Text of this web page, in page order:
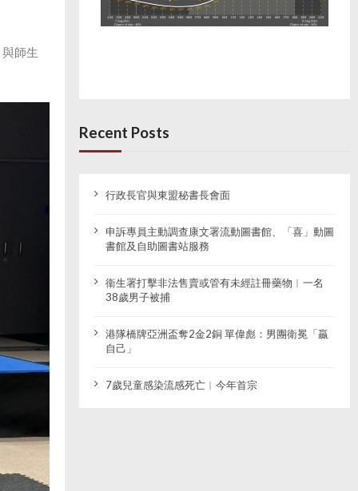
師生
Recent Posts
行政長官與東盟秘書長會面
申訴專員主動調查康文署流動圖書館、「喜」動圖
書館及自助圖書站服務
衞生署打擊非法售賣或管有未經註冊藥物︱一名
38歲男子被捕
港隊橋牌亞洲盃奪2金2銅 單偉彪：男團衛冕「贏
自己」
7歲兒童感染流感死亡︱今年首宗